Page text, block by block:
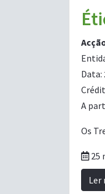
Data:
A
Os
25
Ler